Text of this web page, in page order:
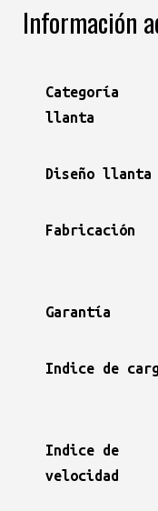
Información
Categoría
llanta
Diseño llanta
Fabricación
Garantía
Indice de
Indice de
velocidad